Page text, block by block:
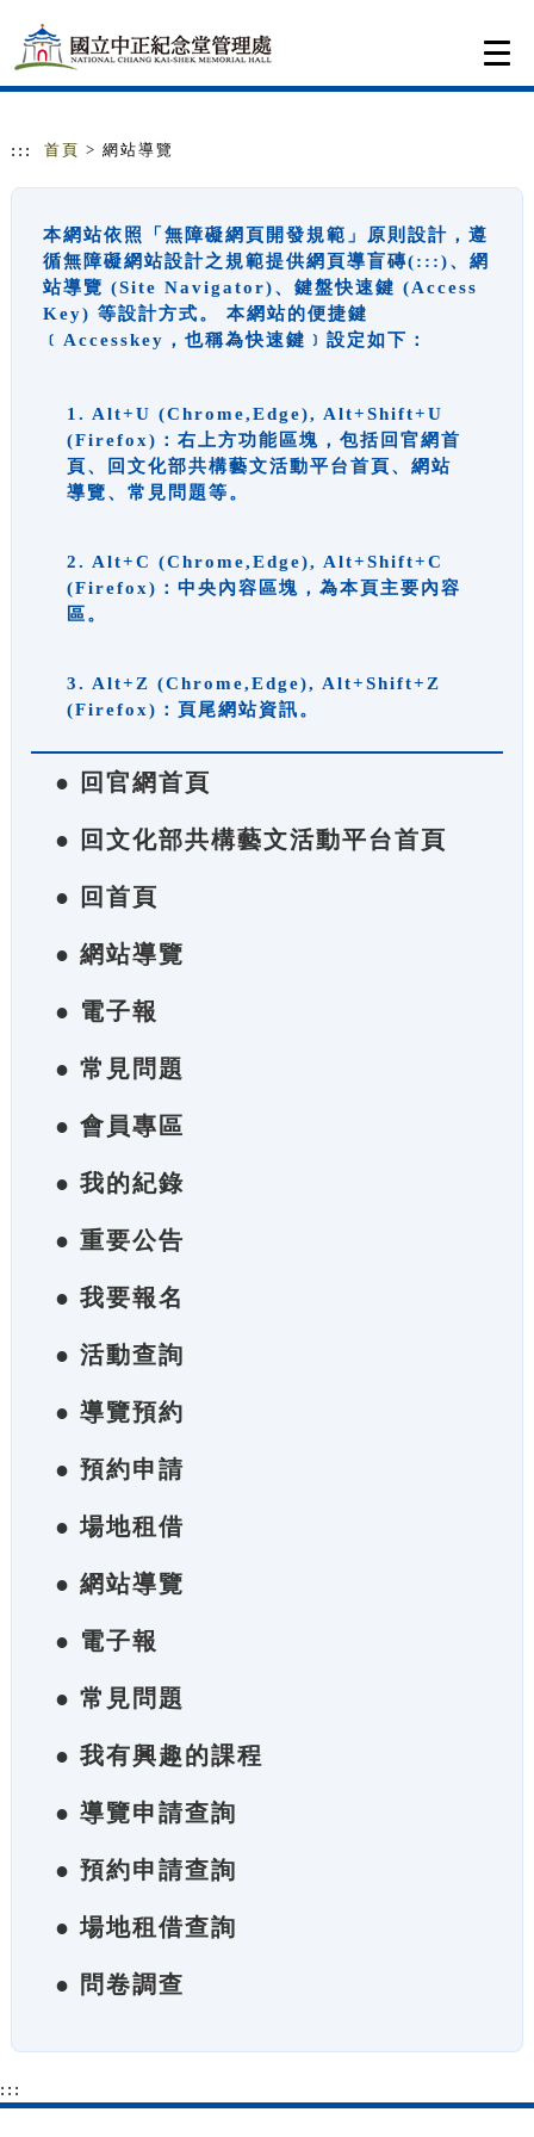
::: 首頁 > 網站導覽
本網站依照「無障礙網頁開發規範」原則設計，遵
循無障礙網站設計之規範提供網頁導盲磚(:::)、網
站導覽 (Site Navigator)、鍵盤快速鍵 (Access
Key) 等設計方式。 本網站的便捷鍵
﹝Accesskey，也稱為快速鍵﹞設定如下：
1. Alt+U (Chrome,Edge), Alt+Shift+U
(Firefox)：右上方功能區塊，包括回官網首
頁、回文化部共構藝文活動平台首頁、網站
導覽、常見問題等。
2. Alt+C (Chrome,Edge), Alt+Shift+C
(Firefox)：中央內容區塊，為本頁主要內容
區。
3. Alt+Z (Chrome,Edge), Alt+Shift+Z
(Firefox)：頁尾網站資訊。
● 回官網首頁
● 回文化部共構藝文活動平台首頁
● 回首頁
● 網站導覽
● 電子報
● 常見問題
● 會員專區
● 我的紀錄
● 重要公告
● 我要報名
● 活動查詢
● 導覽預約
● 預約申請
● 場地租借
● 網站導覽
● 電子報
● 常見問題
● 我有興趣的課程
● 導覽申請查詢
● 預約申請查詢
● 場地租借查詢
● 問卷調查
:::